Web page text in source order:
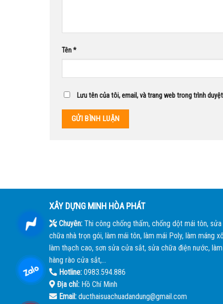
Tên*
Lưu tên của tôi, email, và trang web trong trình
XÂY DỰNG MINH HÒA PHÁT
Chuyên:Thi công chống thấm, chống dột mái tôn, sửa
chữa nhà trọn gói, làm mái tôn, làm mái Poly, làm máng
làm thạch cao, sơn sửa cửa sắt, sửa chữa điện nước, làm
hàng rào cửa sắt,...
Hotline:0983.594.886
Địa chỉ:Hồ Chí Minh
Email:ducthaisuachuadandung@gmail.com